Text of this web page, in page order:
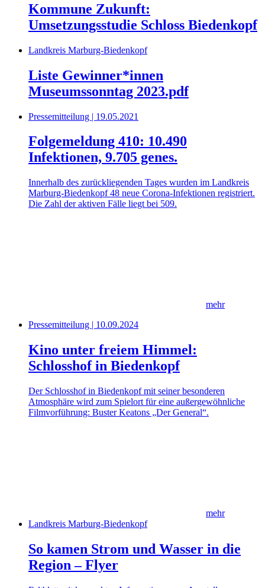
Kommune Zukunft:
Umsetzungsstudie Schloss Biedenkopf
Landkreis Marburg-Biedenkopf
Liste Gewinner*innen
Museumssonntag 2023.pdf
Pressemitteilung | 19.05.2021
Folgemeldung 410: 10.490
Infektionen, 9.705 genes.
Innerhalb des zurückliegenden Tages wurden im Landkreis
Marburg-Biedenkopf 48 neue Corona-Infektionen registriert.
Die Zahl der aktiven Fälle liegt bei 509.
mehr
Pressemitteilung | 10.09.2024
Kino unter freiem Himmel:
Schlosshof in Biedenkopf
Der Schlosshof in Biedenkopf mit seiner besonderen
Atmosphäre wird zum Spielort für eine außergewöhnliche
Filmvorführung: Buster Keatons „Der General“.
mehr
Landkreis Marburg-Biedenkopf
So kamen Strom und Wasser in die
Region – Flyer